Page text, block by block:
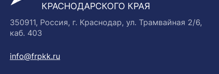
КРАСНОДАРСКОГО КРАЯ
350911, Россия, г. Краснодар, ул. Трамвайная 2/6,
каб. 403
info@frpkk.ru